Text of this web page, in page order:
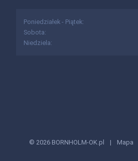
Poniedziałek - Piątek:
Sobota:
Niedziela:
© 2026 BORNHOLM-OK.pl | Mapa